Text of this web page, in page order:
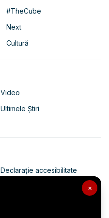
×
#TheCube
Next
Cultură
Video
Ultimele Știri
Declarație accesibilitate
Politica de confidențialitate